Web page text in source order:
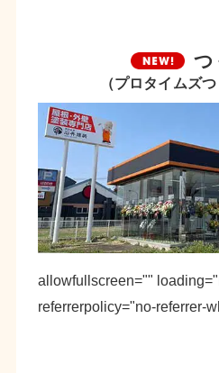
つ
（プロタイムズ
allowfullscreen=""
referrerpolicy="no-referrer-